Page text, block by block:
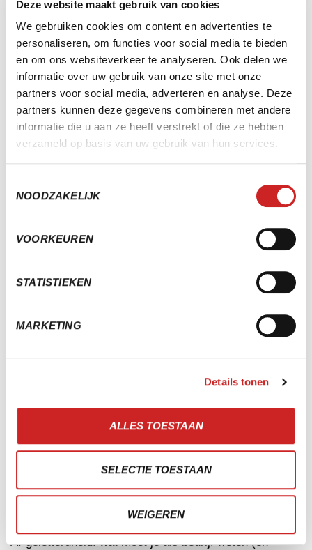
Deze website maakt gebruik van cookies
We gebruiken cookies om content en advertenties te
personaliseren, om functies voor social media te bieden
en om ons websiteverkeer te analyseren. Ook delen we
informatie over uw gebruik van onze site met onze
partners voor social media, adverteren en analyse. Deze
partners kunnen deze gegevens combineren met andere
informatie die u aan ze heeft verstrekt of die ze hebben
verzameld op basis van uw gebruik van hun services.
NOODZAKELIJK
VOORKEUREN
STATISTIEKEN
MARKETING
Details tonen
ALLES TOESTAAN
SELECTIE TOESTAAN
WEIGEREN
EN NU?
Wil je AI niet alleen zien als speeltje, maar als
strategische partner? Begin bij jezelf. Leer betere
vragen stellen en ontdek hoe snel de kwaliteit van je
output stijgt.
👉 Wat is de eerste vraag die jij morgen scherper aan
INHOUDSOPGAVE ARTIKEL GESCHREVEN DOOR
MEER LEREN?
ANDERE ARTIKELEN
is
Magister: controle over contact Magister is ooit bedacht
als leerlingvolgsysteem,
LEES MEER
AI-geletterdheid: wat moet je als bedrijf weten (en